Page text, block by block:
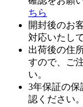
ちら
開封後のお
対応いたし
出荷後の住
すので、ご
い。
3年保証の保
認ください。